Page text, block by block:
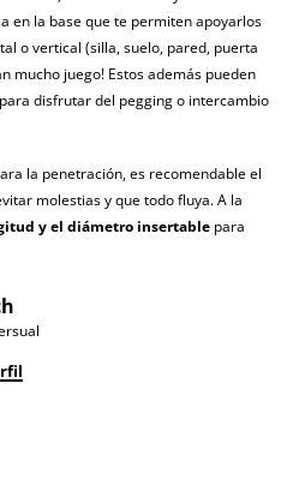
discreto y sin distintivos
de garantía
en la base que te permiten apoyarlos
o vertical (silla, suelo, pared, puerta
mucho juego! Estos además pueden
disfrutar del pegging o intercambio
la penetración, es recomendable el
molestias y que todo fluya. A la
y el diámetro insertable para